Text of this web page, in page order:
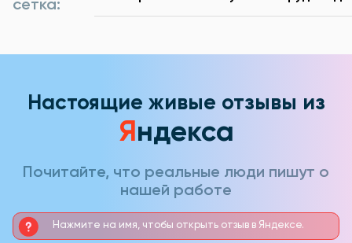
сетка:
Настоящие живые отзывы из
Яндекса
Почитайте, что реальные люди пишут о
нашей работе
Нажмите на имя, чтобы открыть отзыв в Яндексе.